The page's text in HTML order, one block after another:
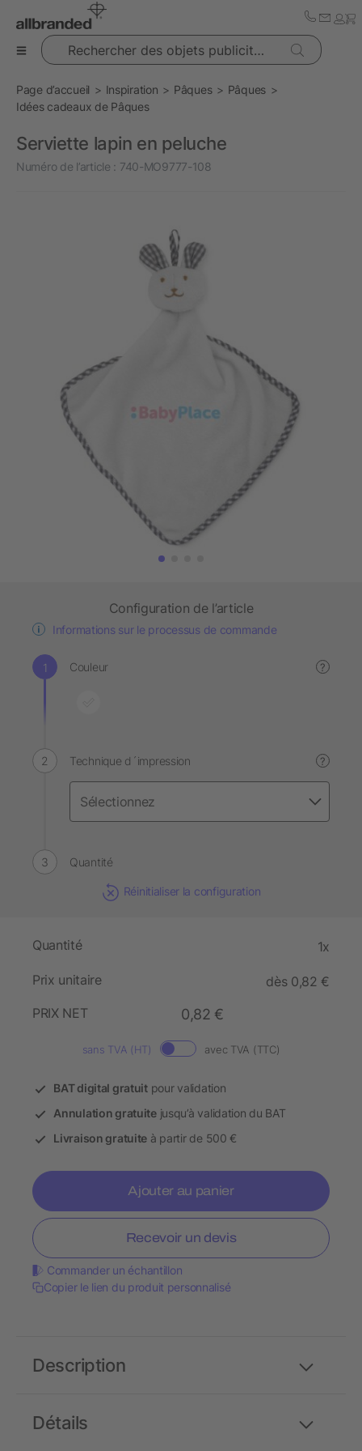
Rechercher des objets publicitaires
Page d’accueil Inspiration Pâques
Pâques
Idées cadeaux de Pâques
Serviette lapin en peluche
Numéro de l’article : 740-MO9777-108
Configuration de l’article
Informations sur le processus de commande
Couleur ?
Technique d´impression ?
Quantité
Réinitialiser la configuration
Quantité 1x
Prix unitaire
dès 0,82 €
PRIX NET
0,82 €
sans TVA (HT) avec TVA (TTC)
BAT digital gratuitpour validation
Annulation gratuitejusqu’à validation du BAT
Livraison gratuite à partir de 500 €
Ajouter au panier
Recevoir un devis
Commander un échantillon
Copier le lien du produit personnalisé
Détails
Description